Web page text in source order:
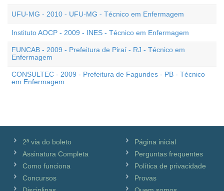
UFU-MG - 2010 - UFU-MG - Técnico em Enfermagem
Instituto AOCP - 2009 - INES - Técnico em Enfermagem
FUNCAB - 2009 - Prefeitura de Piraí - RJ - Técnico em
Enfermagem
CONSULTEC - 2009 - Prefeitura de Fagundes - PB - Técnico
em Enfermagem
2ª via do boleto
Assinatura Completa
Como funciona
Concursos
Página inicial
Perguntas frequentes
Política de privacidade
Provas